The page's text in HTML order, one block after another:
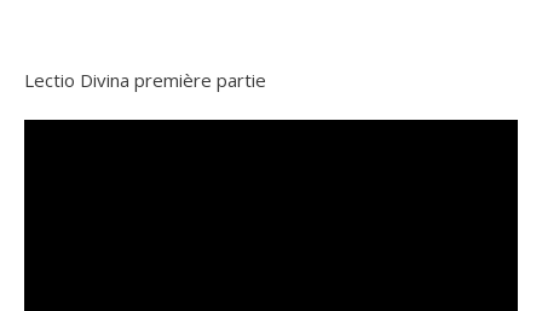
Lectio Divina première partie